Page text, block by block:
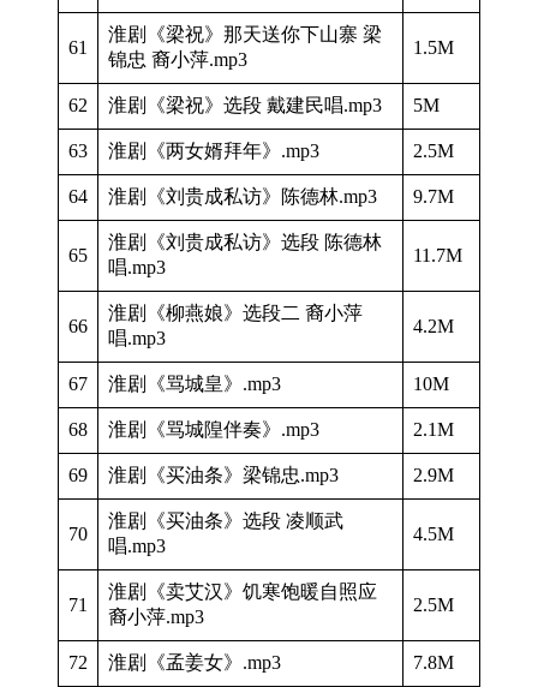
61
淮剧《梁祝》那天送你下山寨 梁
锦忠 裔小萍.mp3
1.5M
62 淮剧《梁祝》选段 戴建民唱.mp3 5M
63 淮剧《两女婿拜年》.mp3 2.5M
64 淮剧《刘贵成私访》陈德林.mp3 9.7M
65
淮剧《刘贵成私访》选段 陈德林
唱.mp3
11.7M
66
淮剧《柳燕娘》选段二 裔小萍
唱.mp3
4.2M
67 淮剧《骂城皇》.mp3 10M
68 淮剧《骂城隍伴奏》.mp3 2.1M
69 淮剧《买油条》梁锦忠.mp3 2.9M
70
淮剧《买油条》选段 凌顺武
唱.mp3
4.5M
71
淮剧《卖艾汉》饥寒饱暖自照应
裔小萍.mp3
2.5M
72 淮剧《孟姜女》.mp3 7.8M